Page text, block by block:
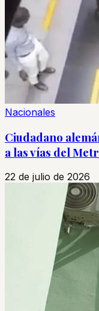
Nacionales
Ciudadano
a las vías del
22 de julio de 2026